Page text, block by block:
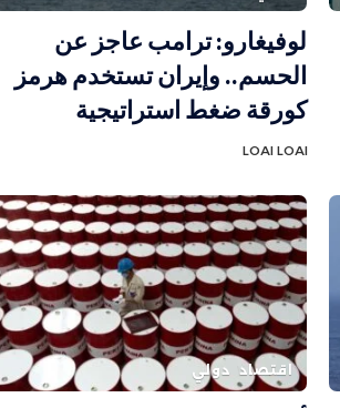
لوفيغارو: ترامب عاجز عن
الحسم.. وإيران تستخدم هرمز
كورقة ضغط استراتيجية
LOAI LOAI
اقتصاد دولي